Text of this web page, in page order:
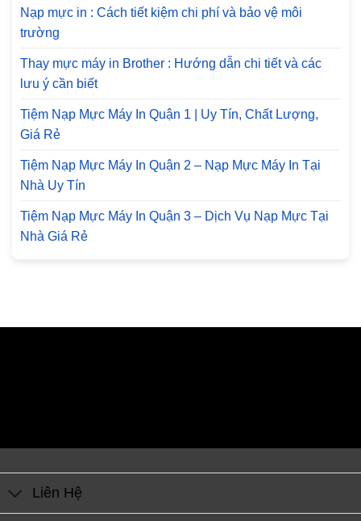
Nạp mực in : Cách tiết kiệm chi phí và bảo vệ môi
trường
Thay mực máy in Brother : Hướng dẫn chi tiết và các
lưu ý cần biết
Tiệm Nạp Mực Máy In Quận 1 | Uy Tín, Chất Lượng,
Giá Rẻ
Tiệm Nạp Mực Máy In Quận 2 – Nạp Mực Máy In Tại
Nhà Uy Tín
Tiệm Nạp Mực Máy In Quận 3 – Dịch Vụ Nạp Mực Tại
Nhà Giá Rẻ
Liên Hệ